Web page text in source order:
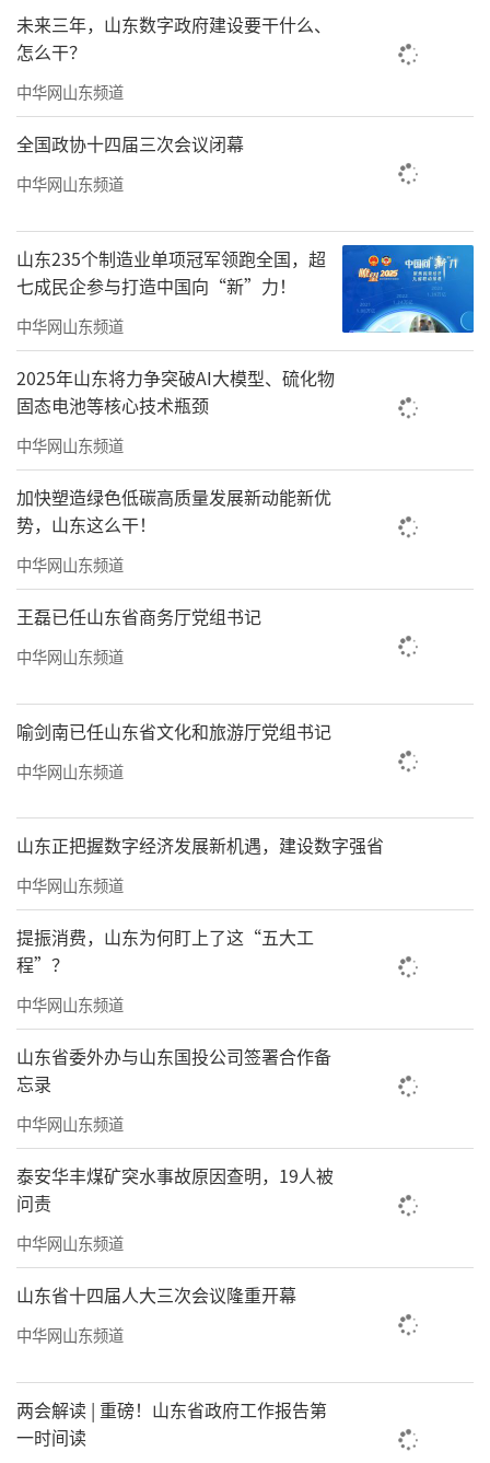
责任编辑：李建龙
未来三年，山东数字政府建设要干什么、
怎么干？
中华网山东频道
全国政协十四届三次会议闭幕
中华网山东频道
山东235个制造业单项冠军领跑全国，超
七成民企参与打造中国向“新”力！
中华网山东频道
2025年山东将力争突破AI大模型、硫化物
固态电池等核心技术瓶颈
中华网山东频道
加快塑造绿色低碳高质量发展新动能新优
势，山东这么干！
中华网山东频道
王磊已任山东省商务厅党组书记
中华网山东频道
喻剑南已任山东省文化和旅游厅党组书记
中华网山东频道
山东正把握数字经济发展新机遇，建设数字强省
中华网山东频道
提振消费，山东为何盯上了这“五大工
程”？
中华网山东频道
山东省委外办与山东国投公司签署合作备
忘录
中华网山东频道
泰安华丰煤矿突水事故原因查明，19人被
问责
中华网山东频道
山东省十四届人大三次会议隆重开幕
中华网山东频道
两会解读 | 重磅！山东省政府工作报告第
一时间读